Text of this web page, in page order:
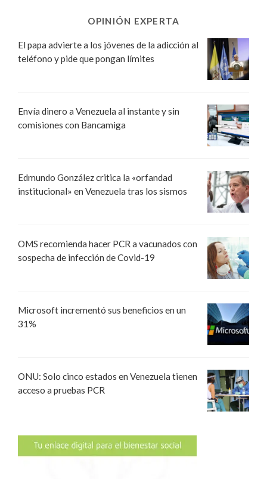
OPINIÓN EXPERTA
El papa advierte a los jóvenes de la adicción al
teléfono y pide que pongan límites
Envía dinero a Venezuela al instante y sin
comisiones con Bancamiga
Edmundo González critica la «orfandad
institucional» en Venezuela tras los sismos
OMS recomienda hacer PCR a vacunados con
sospecha de infección de Covid-19
Microsoft incrementó sus beneficios en un
31%
ONU: Solo cinco estados en Venezuela tienen
acceso a pruebas PCR